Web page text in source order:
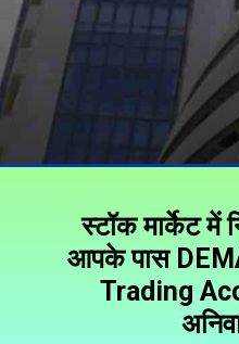
स्टॉक मार्केट में
आपके पास
Trading